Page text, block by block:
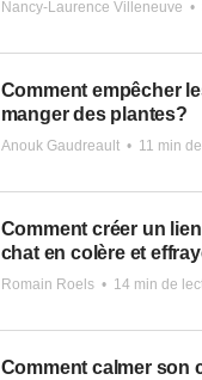
Nancy-Laurence Villeneuve •
Comment empêcher
manger des plantes?
Anouk Gaudreault • 11 min
Comment créer un
chat en colère et
Romain Roels • 14 min de
Comment calmer son